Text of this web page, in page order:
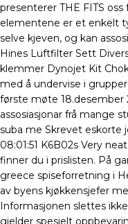
presenterer THE FITS
elementene er et enkelt
selve kjeven, og kan
Hines Luftfilter Sett
klemmer Dynojet Kit
med å undervise i
første møte 18.desember
assosiasjonar frå mange
suba me Skrevet eskorte
08:01:51 K6B02s Very
finner du i prislisten. På
greece spiseforretning i
av byens kjøkkensjefer
Informasjonen slettes
gjelder spesielt